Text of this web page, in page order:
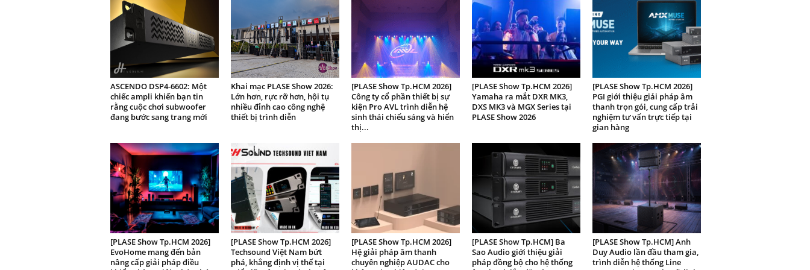
ASCENDO DSP4-6602: Một
chiếc ampli khiến bạn tin
rằng cuộc chơi subwoofer
đang bước sang trang mới
Khai mạc PLASE Show 2026:
Lớn hơn, rực rỡ hơn, hội tụ
nhiều đỉnh cao công nghệ
thiết bị trình diễn
[PLASE Show Tp.HCM 2026]
Công ty cổ phần thiết bị sự
kiện Pro AVL trình diễn hệ
sinh thái chiếu sáng và hiển
thị...
[PLASE Show Tp.HCM 2026]
Yamaha ra mắt DXR MK3,
DXS MK3 và MGX Series tại
PLASE Show 2026
[PLASE Show Tp.HCM 2026]
PGI giới thiệu giải pháp âm
thanh trọn gói, cung cấp trải
nghiệm tư vấn trực tiếp tại
gian hàng
[PLASE Show Tp.HCM 2026]
EvoHome mang đến bản
nâng cấp giải pháp điều
[PLASE Show Tp.HCM 2026]
Techsound Việt Nam bứt
phá, khẳng định vị thế tại
[PLASE Show Tp.HCM 2026]
Hệ giải pháp âm thanh
chuyên nghiệp AUDAC cho
[PLASE Show Tp.HCM] Ba
Sao Audio giới thiệu giải
pháp đồng bộ cho hệ thống
[PLASE Show Tp.HCM] Anh
Duy Audio lần đầu tham gia,
trình diễn hệ thống Line